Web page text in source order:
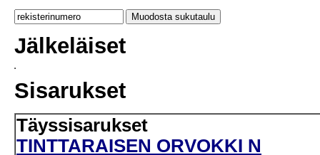
Jälkeläiset
Sisarukset
Täyssisarukset
TINTTARAISEN ORVOKKI N